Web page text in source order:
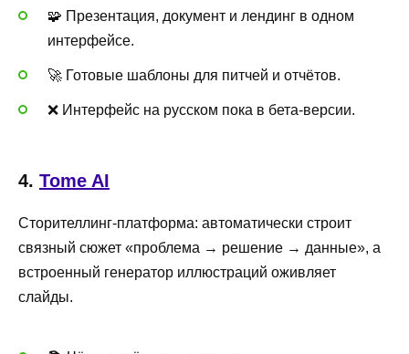
🧩 Презентация, документ и лендинг в одном
интерфейсе.
🚀 Готовые шаблоны для питчей и отчётов.
❌ Интерфейс на русском пока в бета-версии.
4. Tome AI
Сторителлинг-платформа: автоматически строит
связный сюжет «проблема → решение → данные», а
встроенный генератор иллюстраций оживляет
слайды.